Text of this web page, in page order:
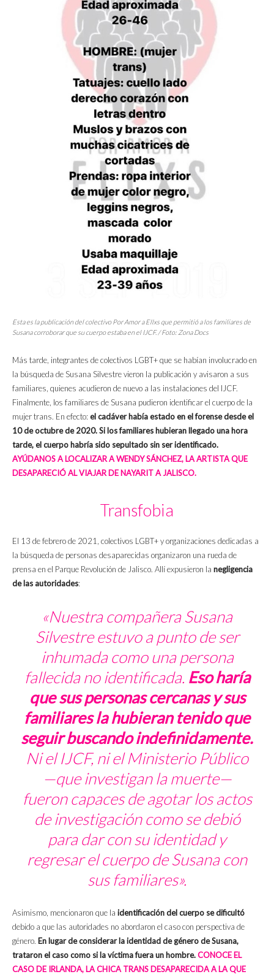
Esta es la publicación del colectivo Por Amor a Ellxs que permitió a los familiares de
Susana corroborar que su cuerpo estaba en el IJCF. / Foto: Zona Docs
Más tarde, integrantes de colectivos LGBT+ que se habían involucrado en
la búsqueda de Susana Silvestre vieron la publicación y avisaron a sus
familiares, quienes acudieron de nuevo a las instalaciones del IJCF.
Finalmente, los familiares de Susana pudieron identificar el cuerpo de la
mujer trans. En efecto: el cadáver había estado en el forense desde el
10 de octubre de 2020. Si los familiares hubieran llegado una hora
tarde, el cuerpo habría sido sepultado sin ser identificado.
AYÚDANOS A LOCALIZAR A WENDY SÁNCHEZ, LA ARTISTA QUE
DESAPARECIÓ AL VIAJAR DE NAYARIT A JALISCO.
Transfobia
El 13 de febrero de 2021, colectivos LGBT+ y organizaciones dedicadas a
la búsqueda de personas desaparecidas organizaron una rueda de
prensa en el Parque Revolución de Jalisco. Allí expusieron la negligencia
de las autoridades:
«Nuestra compañera Susana
Silvestre estuvo a punto de ser
inhumada como una persona
fallecida no identificada. Eso haría
que sus personas cercanas y sus
familiares la hubieran tenido que
seguir buscando indefinidamente.
Ni el IJCF, ni el Ministerio Público
—que investigan la muerte—
fueron capaces de agotar los actos
de investigación como se debió
para dar con su identidad y
regresar el cuerpo de Susana con
sus familiares».
Asimismo, mencionaron que la identificación del cuerpo se dificultó
debido a que las autoridades no abordaron el caso con perspectiva de
género. En lugar de considerar la identidad de género de Susana,
trataron el caso como si la víctima fuera un hombre.CONOCE EL
CASO DE IRLANDA, LA CHICA TRANS DESAPARECIDA A LA QUE